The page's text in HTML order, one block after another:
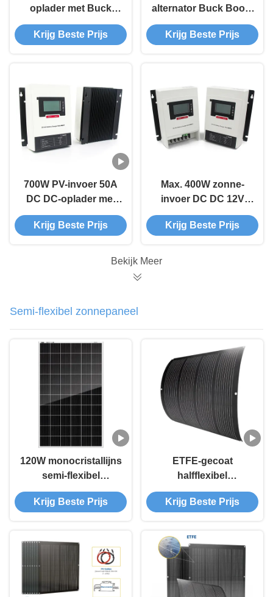
oplader met Buck
Boost alternator
opladen en IP32-
Krijg Beste Prijs
alternator Buck Boost
Charger 50A MPPT
Spanningsbereik 17 -
Krijg Beste Prijs
700W PV-invoer 50A
DC DC-oplader met
IP32-bescherming
voor 12V-
Krijg Beste Prijs
Max. 400W zonne-
invoer DC DC 12V
oplader met
Bluetooth IP32
Krijg Beste Prijs
Bekijk Meer
Semi-flexibel zonnepaneel
120W monocristallijns
semi-flexibel
zonnepaneel
buigbaar tot 30
garantie
Krijg Beste Prijs
ETFE-gecoat
halfflexibel
zonnepaneel
Krijg Beste Prijs